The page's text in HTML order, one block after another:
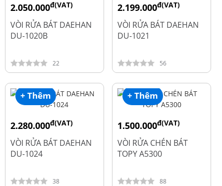
2.050.000đ(VAT)
2.600.000
VÒI RỬA BÁT DAEHAN
DU-1020B
22
2.199.000đ(VAT)
2.900.000
VÒI RỬA BÁT DAEHAN
DU-1021
56
+ Thêm
2.280.000đ(VAT)
2.600.000
VÒI RỬA BÁT DAEHAN
DU-1024
38
+ Thêm
1.500.000đ(VAT)
1.990.000
VÒI RỬA CHÉN BÁT
TOPY A5300
88